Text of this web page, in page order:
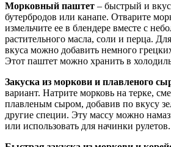
Морковный паштет – быстрый и
бутербродов или канапе. Отварите
измельчите ее в блендере вместе с
растительного масла, соли и перца.
вкуса можно добавить немного
Этот паштет можно хранить в
Закуска из моркови и плавленого
вариант. Натрите морковь на терке,
плавленым сыром, добавив по вкусу
другие специи. Эту массу можно
или использовать для начинки рулетов.